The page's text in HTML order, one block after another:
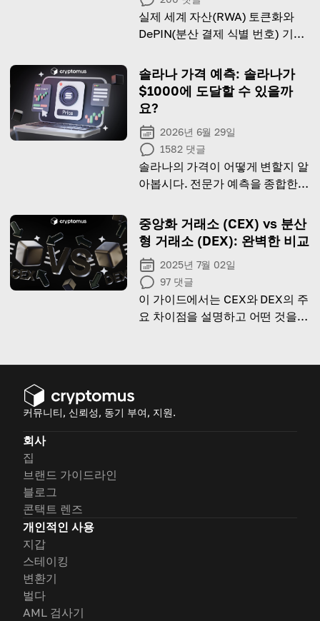
실제 세계 자산(RWA) 토큰화와
DePIN(분산 결제 식별 번호) 기술
인하세요
솔라나 가격 예측: 솔라나가
$1000에 도달할 수 있을까
요?
2026년 6월 29일
1582 댓글
솔라나의 가격이 어떻게 변할지 알
아봅시다. 전문가 예측을 종합한
중앙화 거래소 (CEX) vs 분산
형 거래소 (DEX): 완벽한 비교
2025년 7월 02일
97 댓글
이 가이드에서는 CEX와 DEX의 주
요 차이점을 설명하고 어떤 것을
커뮤니티, 신뢰성, 동기 부여, 지원.
회사
집
브랜드 가이드라인
블로그
콘택트 렌즈
개인적인 사용
지갑
스테이킹
변환기
벌다
AML 검사기